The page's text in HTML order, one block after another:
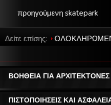
προηγούμενη skatepark
Δείτε επίσης:
ΒΟΗΘΕΙΑ ΓΙΑ
ΠΙΣΤΟΠΟΙΗΣΕΙΣ ΚΑΙ